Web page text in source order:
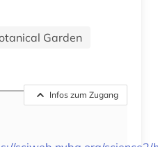
Garden
Infos zum Zugang